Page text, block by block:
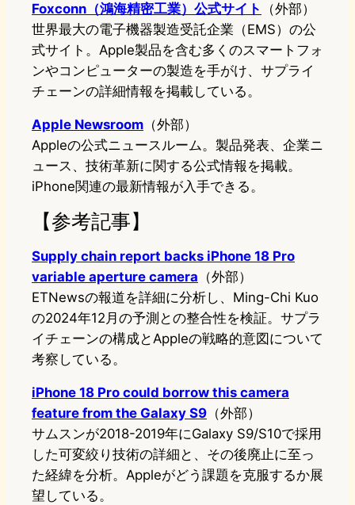
Foxconn（鴻海精密工業）公式サイト
（外部）
世界最大の電子機器製造受託企業（EMS）の公
式サイト。Apple製品を含む多くのスマートフォ
ンやコンピューターの製造を手がけ、サプライ
チェーンの詳細情報を掲載している。
Apple Newsroom （外部）
Appleの公式ニュースルーム。製品発表、企業ニ
ュース、技術革新に関する公式情報を掲載。
iPhone関連の最新情報が入手できる。
【参考記事】
Supply chain report backs iPhone 18 Pro
variable aperture camera （外部）
ETNewsの報道を詳細に分析し、Ming-Chi Kuo
の2024年12月の予測との整合性を検証。サプラ
イチェーンの構成とAppleの戦略的意図について
考察している。
iPhone 18 Pro could borrow this camera
feature from the Galaxy S9 （外部）
サムスンが2018-2019年にGalaxy S9/S10で採用
した可変絞り技術の詳細と、その後廃止に至っ
た経緯を分析。Appleがどう課題を克服するか展
望している。